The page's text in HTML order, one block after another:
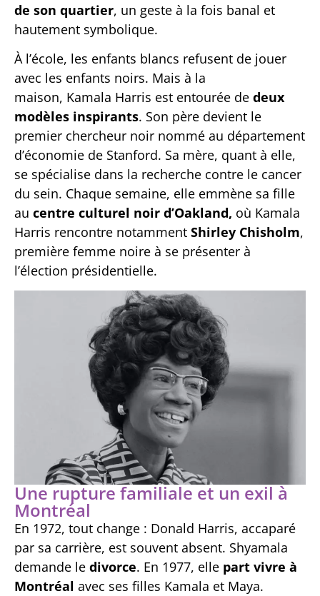
de son quartier, un geste à la fois banal et
hautement symbolique.
À l’école, les enfants blancs refusent de jouer
avec les enfants noirs. Mais à la
maison, Kamala Harris est entourée de deux
modèles inspirants. Son père devient le
premier chercheur noir nommé au département
d’économie de Stanford. Sa mère, quant à elle,
se spécialise dans la recherche contre le cancer
du sein. Chaque semaine, elle emmène sa fille
au centre culturel noir d’Oakland, où Kamala
Harris rencontre notamment Shirley Chisholm,
première femme noire à se présenter à
l’élection présidentielle.
Une rupture familiale et un exil à
Montréal
En 1972, tout change : Donald Harris, accaparé
par sa carrière, est souvent absent. Shyamala
demande le divorce. En 1977, elle part vivre à
Montréal avec ses filles Kamala et Maya.